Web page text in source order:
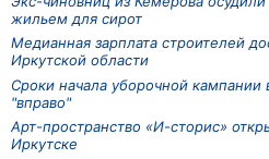
жильем для сирот
Медианная зарплата строителей
Иркутской области
Сроки начала уборочной кампании
"вправо"
Арт-пространство «И-сторис»
Иркутске